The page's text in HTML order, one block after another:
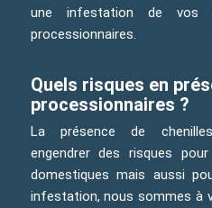
une infestation de vos
processionnaires.
Quels risques en
processionnaires ?
La présence de
engendrer des risques
domestiques mais aussi
infestation, nous sommes à